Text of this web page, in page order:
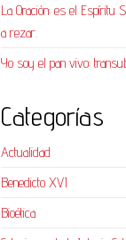
La Oración: es el Espíritu
a rezar.
Yo soy el pan vivo:
Categorías
Actualidad
Benedicto XVI
Bioética